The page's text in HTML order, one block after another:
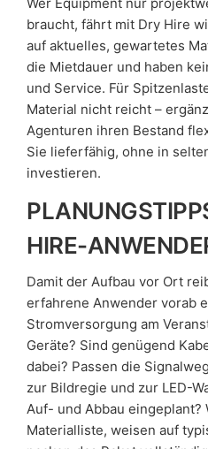
braucht, fährt mit Dry Hire
auf aktuelles, gewartetes
die Mietdauer und haben
und Service. Für
Material nicht reicht –
Agenturen ihren Bestand
Sie lieferfähig, ohne in
investieren.
HIRE-
Damit der Aufbau vor Ort
erfahrene Anwender vorab
Stromversorgung am
Geräte? Sind genügend
dabei? Passen die
zur Bildregie und zur LED-
Auf- und Abbau
Materialliste, weisen auf